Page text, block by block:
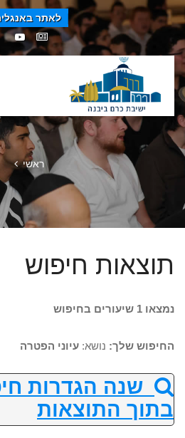
לאתר
ראשי
תוצאות חיפוש
נמצאו 1 שיעורים בחיפוש
החיפוש שלך: נושא: עיוני הפטרה
שנה הגדרות
בתוך התוצאות